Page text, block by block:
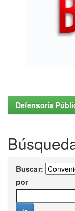
Defensoría
Buscar:
por